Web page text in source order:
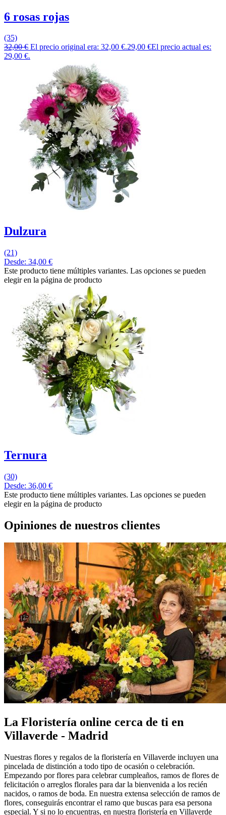
6 rosas rojas
(35)
32,00€ El precio original era: 32,00 €.29,00 €El precio actual es:
29,00 €.
Dulzura
(21)
Desde: 34,00 €
Este producto tiene múltiples variantes. Las opciones se pueden
elegir en la página de producto
Ternura
(30)
Desde: 36,00 €
Este producto tiene múltiples variantes. Las opciones se pueden
elegir en la página de producto
Opiniones de nuestros clientes
La Floristería online cerca de ti en
Villaverde - Madrid
Nuestras flores y regalos de la floristería en Villaverde incluyen una
pincelada de distinción a todo tipo de ocasión o celebración.
Empezando por flores para celebrar cumpleaños, ramos de flores de
felicitación o arreglos florales para dar la bienvenida a los recién
nacidos, o ramos de boda. En nuestra extensa selección de ramos de
flores, conseguirás encontrar el ramo que buscas para esa persona
especial. Y si no lo encuentras, en nuestra floristería en Villaverde